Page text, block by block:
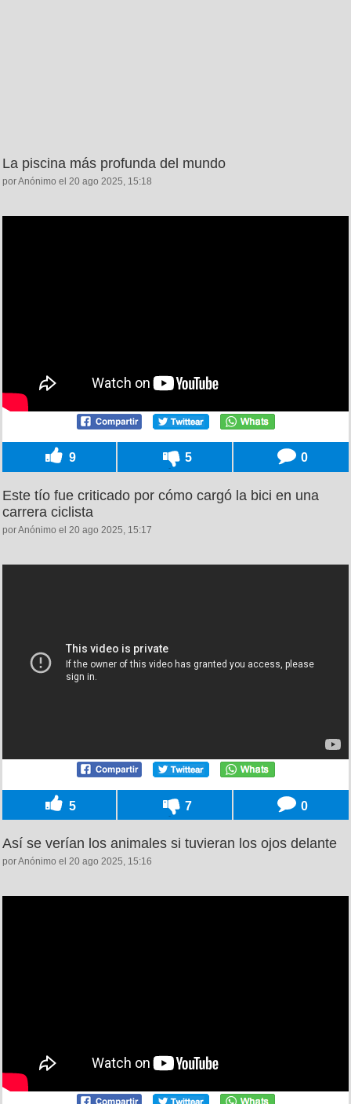
La piscina más profunda del mundo
por Anónimo el 20 ago 2025, 15:18
9 5 0
Este tío fue criticado por cómo cargó la bici en una
carrera ciclista
por Anónimo el 20 ago 2025, 15:17
5 7 0
Así se verían los animales si tuvieran los ojos delante
por Anónimo el 20 ago 2025, 15:16